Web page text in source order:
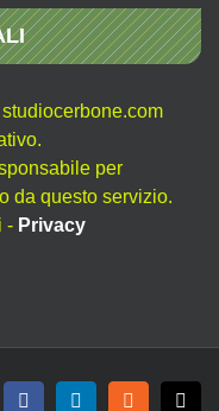
per
da questo servizio.
- Privacy